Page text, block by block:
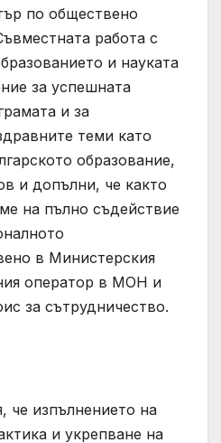
по обществено
работа с
и науката
за успешната
и за
теми като
образование,
и допълни, че както
на пълно съдействие
в Министерския
оператор в МОН и
за сътрудничество.
че изпълнението на
и укрепване на